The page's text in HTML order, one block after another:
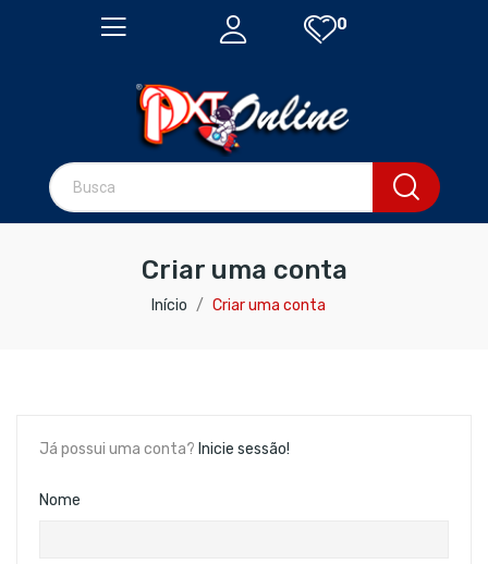
0
Criar uma conta
Início Criar uma conta
Já possui uma conta? Inicie sessão!
Nome